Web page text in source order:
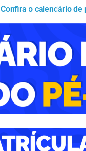
Confira o calendário de